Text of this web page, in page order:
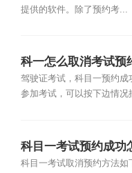
提供的软件。除了预约考...
科一怎么取消考试预
驾驶证考试，科目一预约成
参加考试，可以按下边情况
科目一考试预约成功
科目一考试取消预约方法如